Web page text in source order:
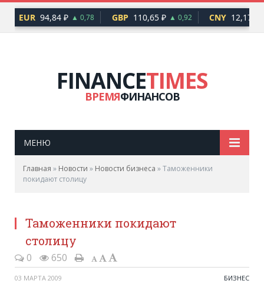
EUR 94,84 ₽ ▲ 0,78 GBP 110,65 ₽ ▲ 0,92 CNY 12,17 ₽
FINANCETIMES
ВРЕМЯФИНАНСОВ
МЕНЮ
Главная » Новости » Новости бизнеса »Таможенники
покидают столицу
Таможенники покидают
столицу
0 650
03 МАРТА 2009 БИЗНЕС